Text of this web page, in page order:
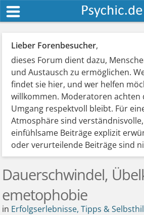
Lieber Forenbesucher,
dieses Forum dient dazu,
und Austausch zu ermöglichen.
findet sie hier, und wer helfen
willkommen. Moderatoren achten
Umgang respektvoll bleibt. Für
Atmosphäre sind
einfühlsame Beiträge explizit
oder verurteilende Beiträge sind
Dauerschwindel,
emetophobie
in Erfolgserlebnisse, Tipps &